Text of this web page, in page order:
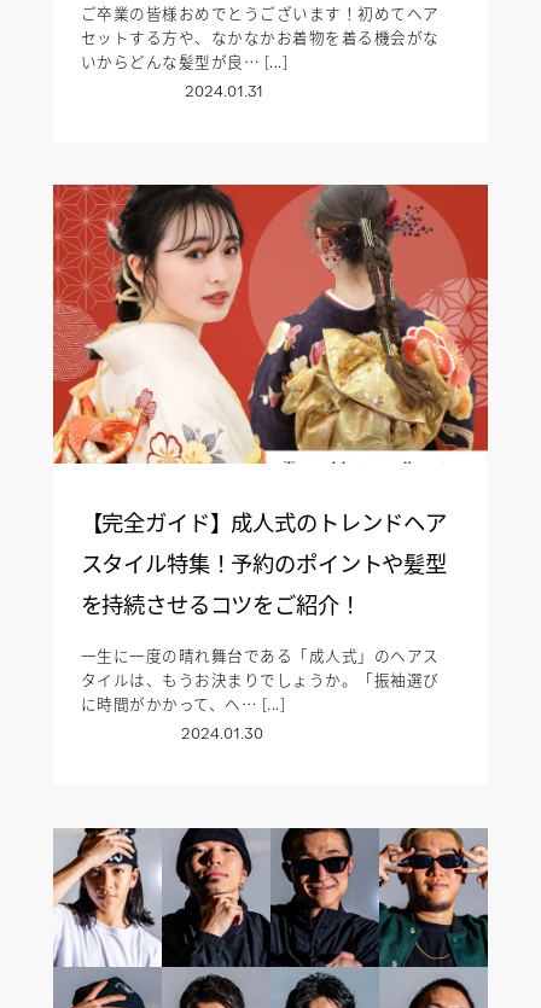
ご卒業の皆様おめでとうございます！初めてヘア
セットする方や、なかなかお着物を着る機会がな
いからどんな髪型が良… [...]
2024.01.31
【完全ガイド】成人式のトレンドヘア
スタイル特集！予約のポイントや髪型
を持続させるコツをご紹介！
一生に一度の晴れ舞台である「成人式」のヘアス
タイルは、もうお決まりでしょうか。「振袖選び
に時間がかかって、ヘ… [...]
2024.01.30